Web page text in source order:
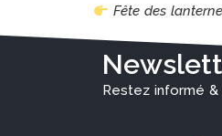
Fête des
Restez informé